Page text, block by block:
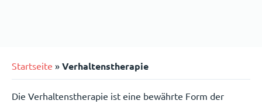
Startseite » Verhaltenstherapie
Die Verhaltenstherapie ist eine bewährte Form der